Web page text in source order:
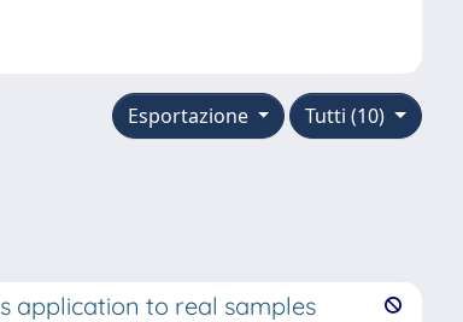
Tutti (10)
Esportazione
application to real samples